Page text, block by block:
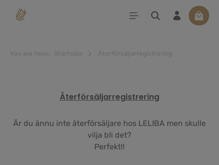
Återförsäljarregistrering
Är du ännu inte återförsäljare hos LELIBA men skulle
vilja bli det?
Perfekt!!